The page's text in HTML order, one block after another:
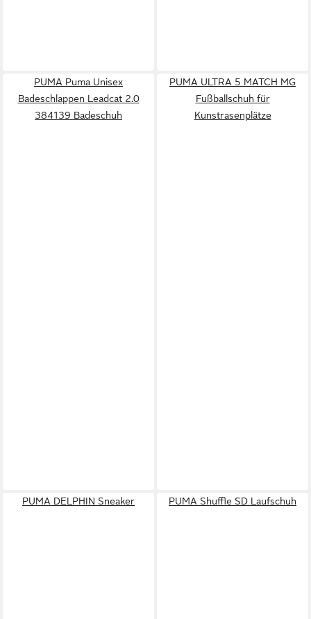
PUMA Puma Unisex
Badeschlappen Leadcat 2.0
384139 Badeschuh
PUMA ULTRA 5 MATCH MG
Fußballschuh für
Kunstrasenplätze
PUMA DELPHIN Sneaker PUMA Shuffle SD Laufschuh